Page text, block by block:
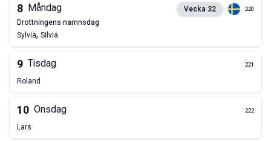
8 Måndag Vecka 32 220
drottningens namnsdag
Sylvia, Silvia
9 Tisdag 221
Roland
10 Onsdag 222
Lars